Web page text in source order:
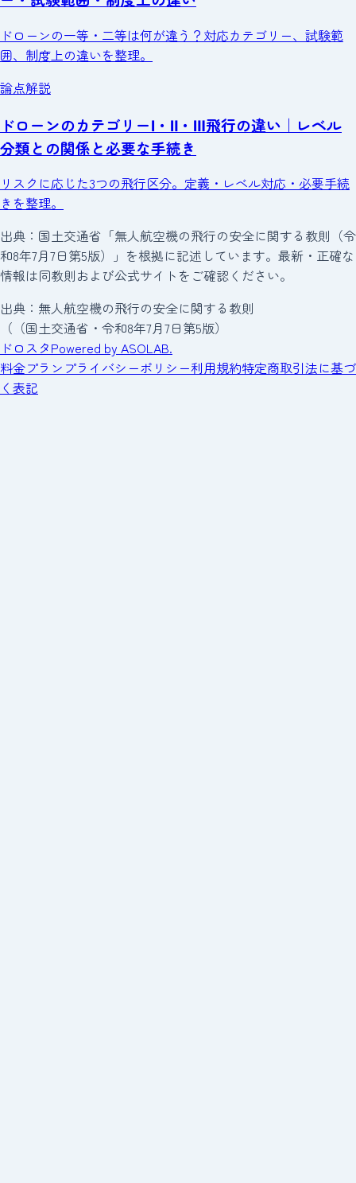
ドローンの一等・二等は何が違う？対応カテゴリー、試験範
囲、制度上の違いを整理。
論点解説
ドローンのカテゴリーⅠ・Ⅱ・Ⅲ飛行の違い｜レベル
分類との関係と必要な手続き
リスクに応じた3つの飛行区分。定義・レベル対応・必要手続
きを整理。
出典：国土交通省「無人航空機の飛行の安全に関する教則（令
和8年7月7日第5版）」を根拠に記述しています。最新・正確な
情報は同教則および公式サイトをご確認ください。
出典：無人航空機の飛行の安全に関する教則
（ （国土交通省・令和8年7月7日第5版）
ドロスタPowered by ASOLAB.
料金プラン プライバシーポリシー利用規約特定商取引法に基づ
く表記